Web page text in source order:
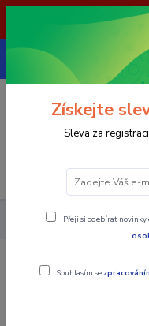
POZOR: 31.7 , 3.8 a 5.8-
739252246
(Po-Pá, 8-15 hod.)
Nástroje -
SVUBR/L
Získejte
Sleva za
Přeji si odebírat
Souhlasím se